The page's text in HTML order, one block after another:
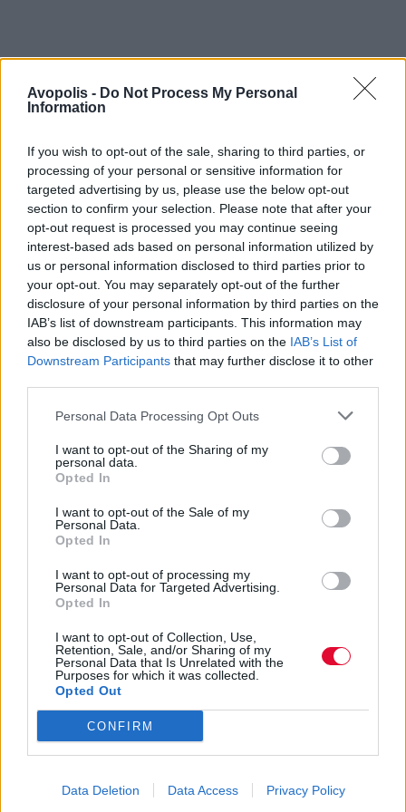
Avopolis - Do Not Process My Personal
Information
If you wish to opt-out of the sale, sharing to third parties, or
processing of your personal or sensitive information for
targeted advertising by us, please use the below opt-out
section to confirm your selection. Please note that after your
opt-out request is processed you may continue seeing
interest-based ads based on personal information utilized by
us or personal information disclosed to third parties prior to
your opt-out. You may separately opt-out of the further
disclosure of your personal information by third parties on the
IAB’s list of downstream participants. This information may
also be disclosed by us to third parties on the IAB’s List of
Downstream Participants that may further disclose it to other
Personal Data Processing Opt Outs
I want to opt-out of the Sharing of my
personal data.
Opted In
I want to opt-out of the Sale of my
Personal Data.
Opted In
I want to opt-out of processing my
Personal Data for Targeted Advertising.
Opted In
I want to opt-out of Collection, Use,
Retention, Sale, and/or Sharing of my
Personal Data that Is Unrelated with the
Purposes for which it was collected.
Opted Out
CONFIRM
Data Deletion Data Access Privacy Policy